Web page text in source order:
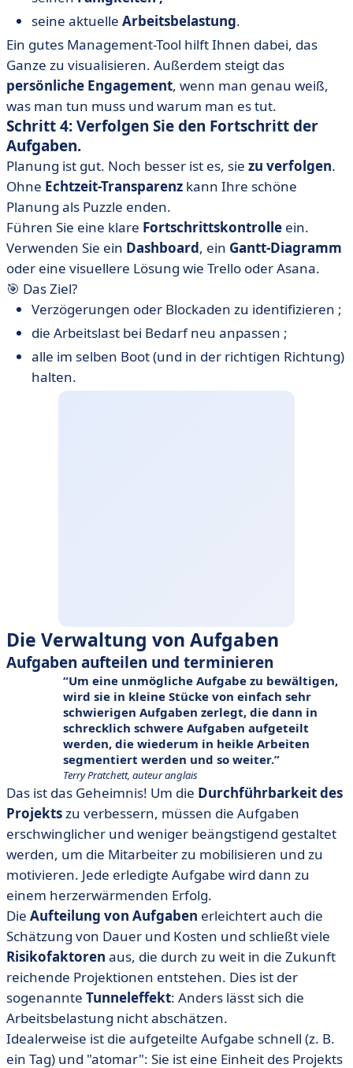
seine aktuelle Arbeitsbelastung.
Ein gutes Management-Tool hilft Ihnen dabei, das
Ganze zu visualisieren. Außerdem steigt das
persönliche Engagement, wenn man genau weiß,
was man tun muss und warum man es tut.
Schritt 4: Verfolgen Sie den Fortschritt der
Aufgaben.
Planung ist gut. Noch besser ist es, sie zu verfolgen.
Ohne Echtzeit-Transparenz kann Ihre schöne
Planung als Puzzle enden.
Führen Sie eine klare Fortschrittskontrolle ein.
Verwenden Sie ein Dashboard, ein Gantt-Diagramm
oder eine visuellere Lösung wie Trello oder Asana.
🎯 Das Ziel?
Verzögerungen oder Blockaden zu identifizieren ;
die Arbeitslast bei Bedarf neu anpassen ;
alle im selben Boot (und in der richtigen Richtung)
halten.
Die Verwaltung von Aufgaben
Aufgaben aufteilen und terminieren
Um eine unmögliche Aufgabe zu bewältigen,
wird sie in kleine Stücke von einfach sehr
schwierigen Aufgaben zerlegt, die dann in
schrecklich schwere Aufgaben aufgeteilt
werden, die wiederum in heikle Arbeiten
segmentiert werden und so weiter.
Terry Pratchett, auteur anglais
Das ist das Geheimnis! Um die Durchführbarkeit des
Projektszu verbessern, müssen die Aufgaben
erschwinglicher und weniger beängstigend gestaltet
werden, um die Mitarbeiter zu mobilisieren und zu
motivieren. Jede erledigte Aufgabe wird dann zu
einem herzerwärmenden Erfolg.
Die Aufteilung von Aufgaben erleichtert auch die
Schätzung von Dauer und Kosten und schließt viele
Risikofaktoren aus, die durch zu weit in die Zukunft
reichende Projektionen entstehen. Dies ist der
sogenannte Tunneleffekt: Anders lässt sich die
Arbeitsbelastung nicht abschätzen.
Idealerweise ist die aufgeteilte Aufgabe schnell (z. B.
ein Tag) und "atomar": Sie ist eine Einheit des Projekts